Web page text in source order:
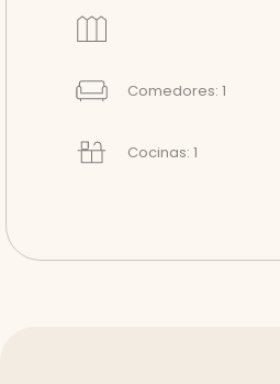
Comedores: 1
Cocinas: 1